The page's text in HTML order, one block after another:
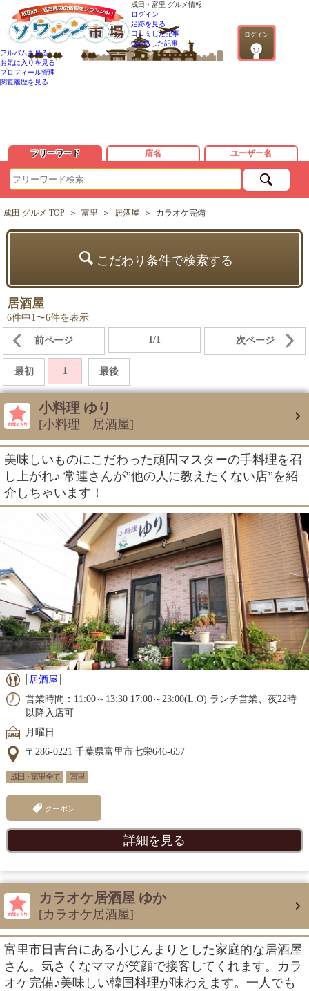
成田・富里 グルメ情報
ログイン
ログイン
足跡を見る
口コミした記事
QandAした記事
アルバムを見る
お気に入りを見る
プロフィール管理
閲覧履歴を見る
フリーワード 店名 ユーザー名
成田 グルメ TOP ＞ 富里 ＞ 居酒屋 ＞ カラオケ完備
こだわり条件で検索する
居酒屋
6件中1〜6件を表示
前ページ 1/1 次ページ
最初 1 最後
小料理 ゆり
[小料理 居酒屋]
美味しいものにこだわった頑固マスターの手料理を召
し上がれ♪ 常連さんが”他の人に教えたくない店”を紹
介しちゃいます！
居酒屋
営業時間：11:00～13:30 17:00～23:00(L.O) ランチ営業、夜22時
以降入店可
月曜日
〒286-0221 千葉県富里市七栄646-657
成田・富里 全て 富里
クーポン
詳細を見る
カラオケ居酒屋 ゆか
[カラオケ居酒屋]
富里市日吉台にある小じんまりとした家庭的な居酒屋
さん。気さくなママが笑顔で接客してくれます。カラ
オケ完備♪美味しい韓国料理が味わえます。一人でも